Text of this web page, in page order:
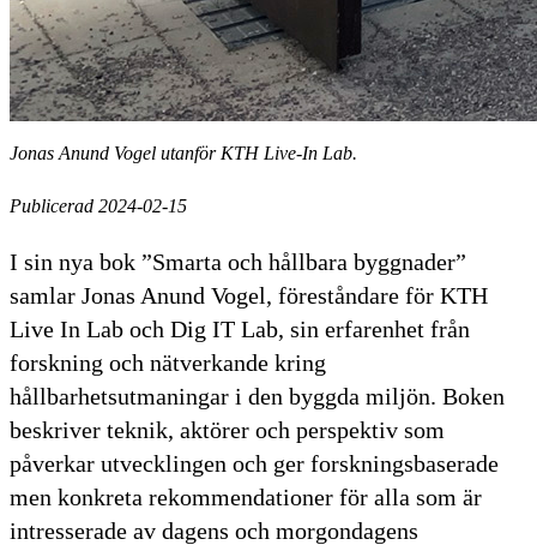
Jonas Anund Vogel utanför KTH Live-In Lab.
Publicerad 2024-02-15
I sin nya bok ”Smarta och hållbara byggnader”
samlar Jonas Anund Vogel, föreståndare för KTH
Live In Lab och Dig IT Lab, sin erfarenhet från
forskning och nätverkande kring
hållbarhetsutmaningar i den byggda miljön. Boken
beskriver teknik, aktörer och perspektiv som
påverkar utvecklingen och ger forskningsbaserade
men konkreta rekommendationer för alla som är
intresserade av dagens och morgondagens